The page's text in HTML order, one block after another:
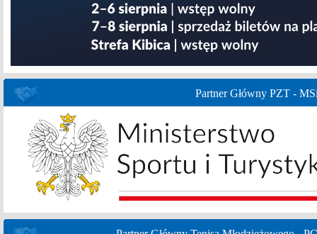
Partner Główny PZT -